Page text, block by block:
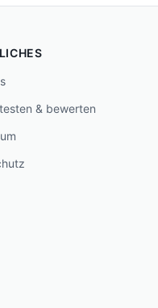
& bewerten